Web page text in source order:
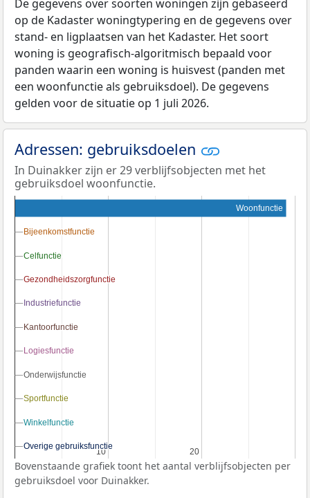
De gegevens over soorten woningen zijn gebaseerd
op de Kadaster woningtypering en de gegevens over
stand- en ligplaatsen van het Kadaster. Het soort
woning is geografisch-algoritmisch bepaald voor
panden waarin een woning is huisvest (panden met
een woonfunctie als gebruiksdoel). De gegevens
gelden voor de situatie op 1 juli 2026.
Adressen: gebruiksdoelen
In Duinakker zijn er 29 verblijfsobjecten met het
gebruiksdoel woonfunctie.
10
10 20
20
Woonfunctie
Bijeenkomstfunctie
Bijeenkomstfunctie
Celfunctie
Celfunctie
Gezondheidszorgfunctie
Gezondheidszorgfunctie
Industriefunctie
Industriefunctie
Kantoorfunctie
Kantoorfunctie
Logiesfunctie
Logiesfunctie
Onderwijsfunctie
Onderwijsfunctie
Sportfunctie
Sportfunctie
Winkelfunctie
Winkelfunctie
Overige gebruiksfunctie
Overige gebruiksfunctie
Bovenstaande grafiek toont het aantal verblijfsobjecten per
gebruiksdoel voor Duinakker.